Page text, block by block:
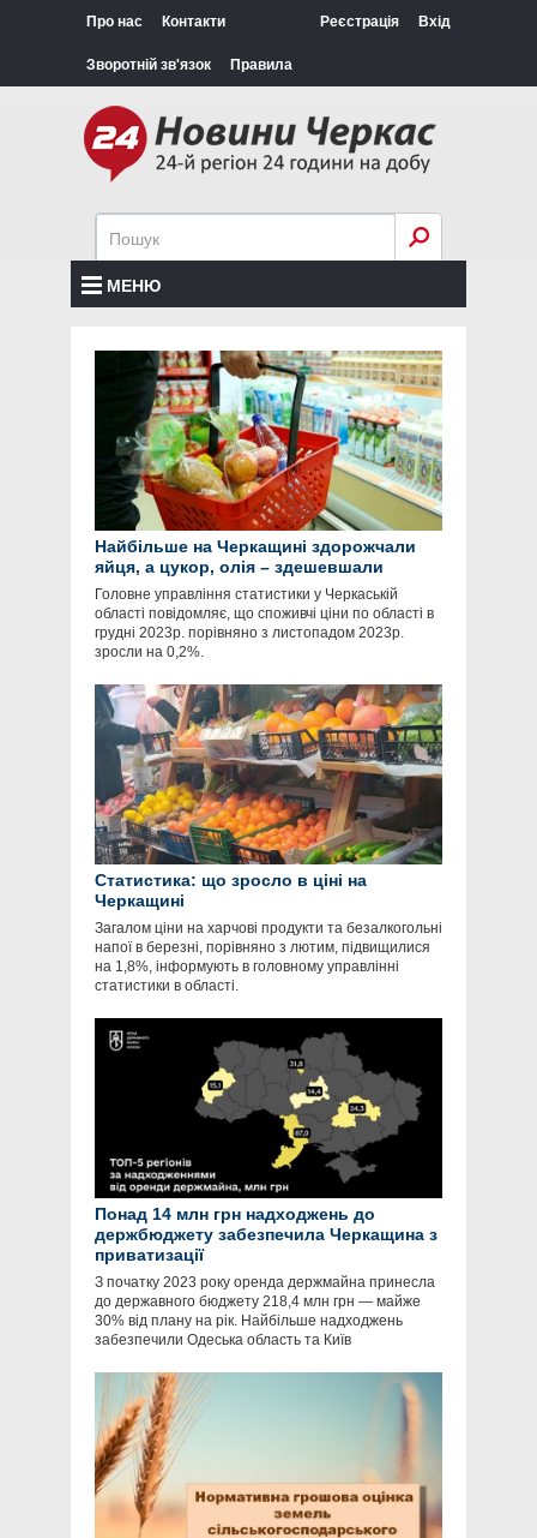
Про нас Контакти
Зворотній зв'язок Правила
Реєстрація Вхід
МЕНЮ
Найбільше на Черкащині здорожчали
яйця, а цукор, олія – здешевшали
Головне управління статистики у Черкаській
області повідомляє, що споживчі ціни по області в
грудні 2023р. порівняно з листопадом 2023р.
зросли на 0,2%.
Статистика: що зросло в ціні на
Черкащині
Загалом ціни на харчові продукти та безалкогольні
напої в березні, порівняно з лютим, підвищилися
на 1,8%, інформують в головному управлінні
статистики в області.
Понад 14 млн грн надходжень до
держбюджету забезпечила Черкащина з
приватизації
З початку 2023 року оренда держмайна принесла
до державного бюджету 218,4 млн грн — майже
30% від плану на рік. Найбільше надходжень
забезпечили Одеська область та Київ